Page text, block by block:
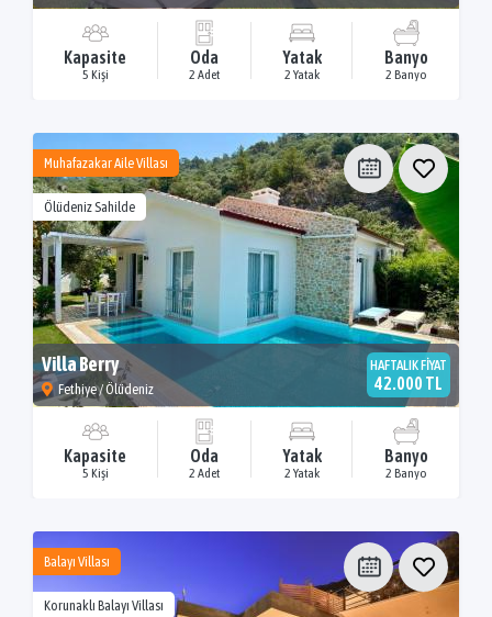
Kapasite
5 Kişi
Oda
2 Adet
Yatak
2 Yatak
Banyo
2 Banyo
Muhafazakar Aile Villası
Ölüdeniz Sahilde
Villa Berry
Fethiye / Ölüdeniz
HAFTALIK FİYAT
42.000 TL
Kapasite
5 Kişi
Oda
2 Adet
Yatak
2 Yatak
Banyo
2 Banyo
Balayı Villası
Korunaklı Balayı Villası